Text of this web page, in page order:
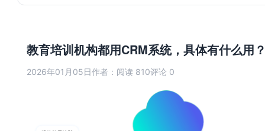
教育培训机构都用CRM系统，具体有什么用
2026年01月05日作者： 阅读 810评论 0